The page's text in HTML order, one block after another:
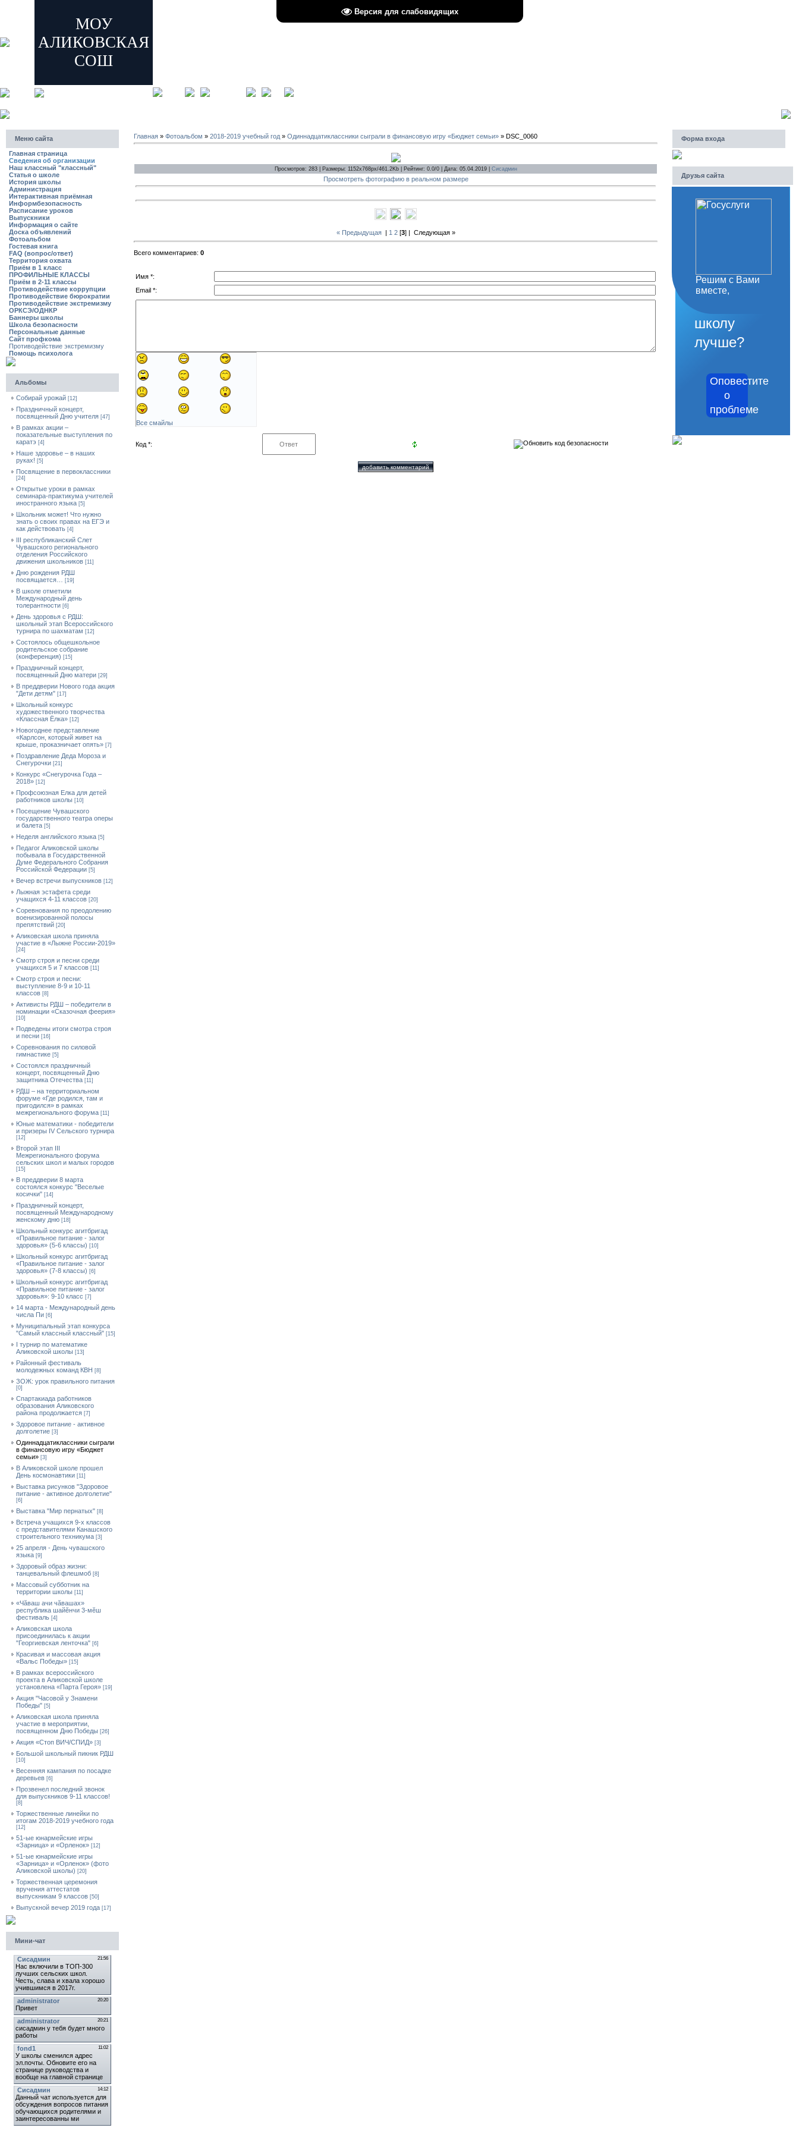
Версия для слабовидящих
МОУ
АЛИКОВСКАЯ
СОШ
Меню сайта
Главная страница
Сведения об организации
Наш классный "классный"
Статья о школе
История школы
Администрация
Интерактивная приёмная
Информбезопасность
Расписание уроков
Выпускники
Информация о сайте
Доска объявлений
Фотоальбом
Гостевая книга
FAQ (вопрос/ответ)
Территория охвата
Приём в 1 класс
ПРОФИЛЬНЫЕ КЛАССЫ
Приём в 2-11 классы
Противодействие коррупции
Противодействие бюрократии
Противодействие экстремизму
ОРКСЭ/ОДНКР
Баннеры школы
Школа безопасности
Персональные данные
Сайт профкома
Противодействие экстремизму
Помощь психолога
Альбомы
Собирай урожай [12]
Праздничный концерт,
посвященный Дню учителя [47]
В рамках акции –
показательные выступления по
каратэ [4]
Наше здоровье – в наших
руках! [5]
Посвящение в первоклассники
[24]
Открытые уроки в рамках
семинара-практикума учителей
иностранного языка [5]
Школьник может! Что нужно
знать о своих правах на ЕГЭ и
как действовать [4]
III республиканский Слет
Чувашского регионального
отделения Российского
движения школьников [11]
Дню рождения РДШ
посвящается…
[19]
В школе отметили
Международный день
толерантности [6]
День здоровья с РДШ:
школьный этап Всероссийского
турнира по шахматам [12]
Состоялось общешкольное
родительское собрание
(конференция) [15]
Праздничный концерт,
посвященный Дню матери [29]
В преддверии Нового года акция
"Дети детям" [17]
Школьный конкурс
художественного творчества
«Классная Ёлка» [12]
Новогоднее представление
«Карлсон, который живет на
крыше, проказничает опять» [7]
Поздравление Деда Мороза и
Снегурочки [21]
Конкурс «Снегурочка Года –
2018» [12]
Профсоюзная Елка для детей
работников школы [10]
Посещение Чувашского
государственного театра оперы
и балета [5]
Неделя английского языка [5]
Педагог Аликовской школы
побывала в Государственной
Думе Федерального Собрания
Российской Федерации [5]
Вечер встречи выпускников [12]
Лыжная эстафета среди
учащихся 4-11 классов [20]
Cоревнования по преодолению
военизированной полосы
препятствий [20]
Аликовская школа приняла
участие в «Лыжне России-2019»
[24]
Смотр строя и песни среди
учащихся 5 и 7 классов [11]
Смотр строя и песни:
выступление 8-9 и 10-11
классов [8]
Активисты РДШ – победители в
номинации «Сказочная феерия»
[10]
Подведены итоги смотра строя
и песни [16]
Соревнования по силовой
гимнастике [5]
Состоялся праздничный
концерт, посвященный Дню
защитника Отечества [11]
РДШ – на территориальном
форуме «Где родился, там и
пригодился» в рамках
межрегионального форума [11]
Юные математики - победители
и призеры IV Сельского турнира
[12]
Второй этап III
Межрегионального форума
сельских школ и малых городов
[15]
В преддверии 8 марта
состоялся конкурс "Веселые
косички" [14]
Праздничный концерт,
посвященный Международному
женскому дню [18]
Школьный конкурс агитбригад
«Правильное питание - залог
здоровья» (5-6 классы) [10]
Школьный конкурс агитбригад
«Правильное питание - залог
здоровья» (7-8 классы) [6]
Школьный конкурс агитбригад
«Правильное питание - залог
здоровья»: 9-10 класс [7]
14 марта - Международный день
числа Пи [6]
Муниципальный этап конкурса
"Самый классный классный" [15]
I турнир по математике
Аликовской школы [13]
Районный фестиваль
молодежных команд КВН [8]
ЗОЖ: урок правильного питания
[0]
Спартакиада работников
образования Аликовского
района продолжается [7]
Здоровое питание - активное
долголетие [3]
Одиннадцатиклассники сыграли
в финансовую игру «Бюджет
семьи» [3]
В Аликовской школе прошел
День космонавтики [11]
Выставка рисунков "Здоровое
питание - активное долголетие"
[6]
Выставка "Мир пернатых" [8]
Встреча учащихся 9-х классов
с представителями Канашского
строительного техникума [3]
25 апреля - День чувашского
языка [9]
Здоровый образ жизни:
танцевальный флешмоб [8]
Массовый субботник на
территории школы [11]
«Чăваш ачи чăвашах»
республика шайĕнчи 3-мĕш
фестиваль [4]
Аликовская школа
присоединилась к акции
"Георгиевская ленточка" [6]
Красивая и массовая акция
«Вальс Победы» [15]
В рамках всероссийского
проекта в Аликовской школе
установлена «Парта Героя» [19]
Акция "Часовой у Знамени
Победы" [5]
Аликовская школа приняла
участие в мероприятии,
посвященном Дню Победы [26]
Акция «Стоп ВИЧ/СПИД» [3]
Большой школьный пикник РДШ
[10]
Весенняя кампания по посадке
деревьев [6]
Прозвенел последний звонок
для выпускников 9-11 классов!
[8]
Торжественные линейки по
итогам 2018-2019 учебного года
[12]
51-ые юнармейские игры
«Зарница» и «Орленок» [12]
51-ые юнармейские игры
«Зарница» и «Орленок» (фото
Аликовской школы) [20]
Торжественная церемония
вручения аттестатов
выпускникам 9 классов [50]
Выпускной вечер 2019 года [17]
Мини-чат
Главная » Фотоальбом » 2018-2019 учебный год » Одиннадцатиклассники сыграли в финансовую игру «Бюджет семьи» » DSC_0060
Просмотров: 283 | Размеры: 1152x768px/461.2Kb | Рейтинг: 0.0/0 | Дата: 05.04.2019 | Сисадмин
Просмотреть фотографию в реальном размере
« Предыдущая| 1 2[3] | Следующая »
Всего комментариев: 0
Имя *:
Email *:
Все смайлы
Код *:
Форма входа
Друзья сайта
Решим с Вами
вместе,
как
школу
лучше?
Оповестите
о
проблеме